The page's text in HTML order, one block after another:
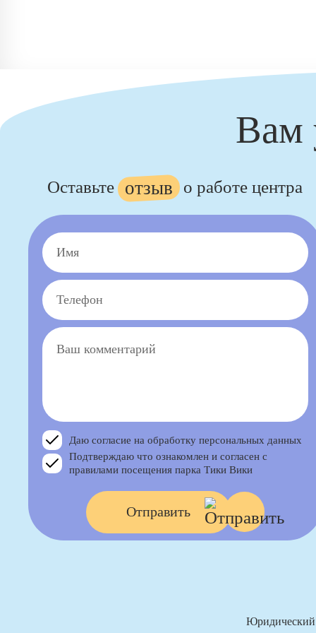
Вам
Оставьте отзыв о работе центра
Даю согласие на обработку персональных данных
Подтверждаю что ознакомлен и согласен с
правилами посещения парка Тики Вики
Отправить
Юридический